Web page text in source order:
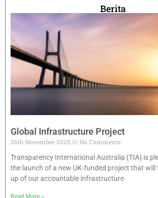
Berita
Global Infrastructure Project
26th November 2025
No Comments
Transparency International Australia (TIA) is
the launch of a new UK-funded project that
up of our accountable infrastructure